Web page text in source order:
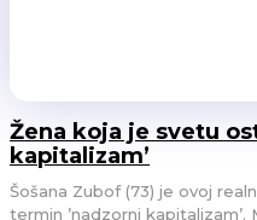
Žena koja je svetu
kapitalizam’
Šošana Zubof (73) je ovoj
termin ’nadzorni